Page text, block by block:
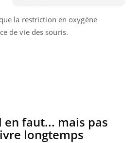
la restriction en oxygène
de vie des souris.
en faut... mais pas
longtemps